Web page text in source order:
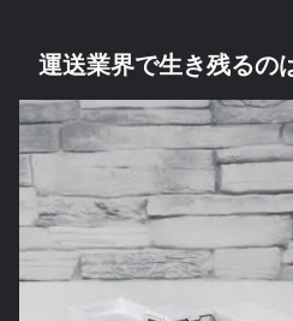
運送業界で生き残るの